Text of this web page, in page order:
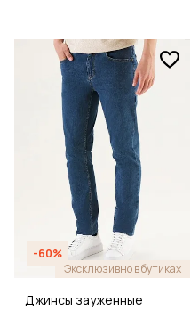
-60%
Эксклюзивно в бутиках
Джинсы зауженные